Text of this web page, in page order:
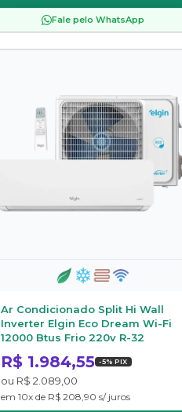
Fale pelo WhatsApp
Ar Condicionado Split Hi Wall
Inverter Elgin Eco Dream Wi-Fi
12000 Btus Frio 220v R-32
R$ 1.984,55 -5% PIX
ou R$ 2.089,00
em 10x de R$ 208,90 s/ juros